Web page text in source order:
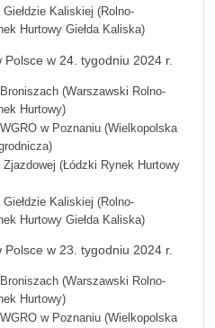
Kaliskiej (Rolno-
Hurtowy Giełda Kaliska)
w 24. tygodniu 2024 r.
(Warszawski Rolno-
Hurtowy)
w Poznaniu (Wielkopolska
(Łódzki Rynek Hurtowy
Kaliskiej (Rolno-
Hurtowy Giełda Kaliska)
w 23. tygodniu 2024 r.
(Warszawski Rolno-
Hurtowy)
w Poznaniu (Wielkopolska